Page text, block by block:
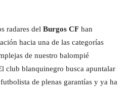
radares del Burgos CF han
hacia una de las categorías
de nuestro balompié
club blanquinegro busca apuntalar
de plenas garantías y ya ha